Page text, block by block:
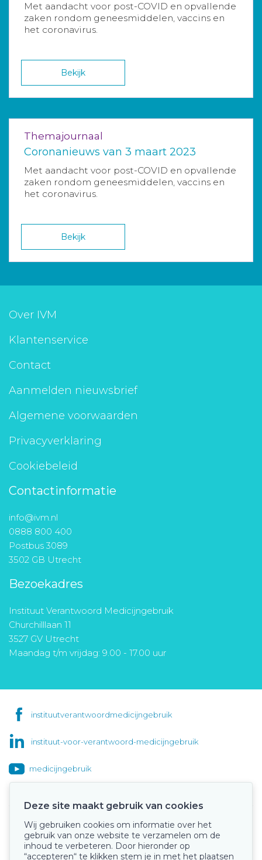
Met aandacht voor post-COVID en opvallende
zaken rondom geneesmiddelen, vaccins en
het coronavirus.
Bekijk
Themajournaal
Coronanieuws van 3 maart 2023
Met aandacht voor post-COVID en opvallende
zaken rondom geneesmiddelen, vaccins en
het coronavirus.
Bekijk
Over IVM
Klantenservice
Contact
Aanmelden nieuwsbrief
Algemene voorwaarden
Privacyverklaring
Cookiebeleid
Contactinformatie
info@ivm.nl
0888 800 400
Postbus 3089
3502 GB Utrecht
Bezoekadres
Instituut Verantwoord Medicijngebruik
Churchilllaan 11
3527 GV Utrecht
Maandag t/m vrijdag: 9.00 - 17.00 uur
instituutverantwoordmedicijngebruik
instituut-voor-verantwoord-medicijngebruik
medicijngebruik
Onze keurmerken
Deze site maakt gebruik van cookies
Wij gebruiken cookies om informatie over het
gebruik van onze website te verzamelen om de
inhoud te verbeteren. Door hieronder op
“accepteren“ te klikken stem je in met het plaatsen